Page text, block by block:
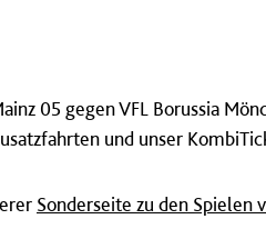
05 gegen VFL Borussia
und unser
Sonderseite zu den Spielen